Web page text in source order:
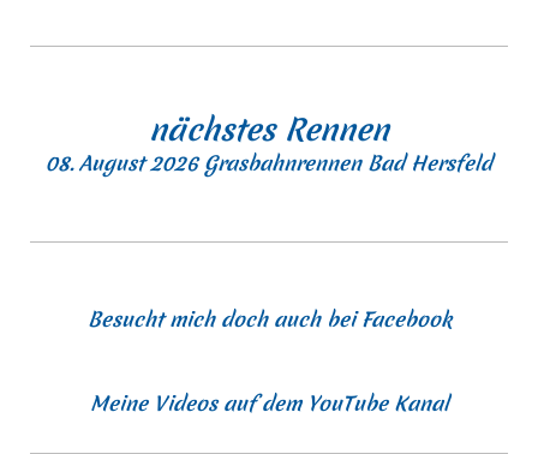
nächstes Rennen
08. August 2026 Grasbahnrennen Bad Hersfeld
Besucht mich doch auch bei Facebook
Meine Videos auf dem YouTube Kanal